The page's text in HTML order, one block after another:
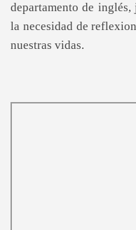
departamento de
la necesidad de
nuestras vidas.